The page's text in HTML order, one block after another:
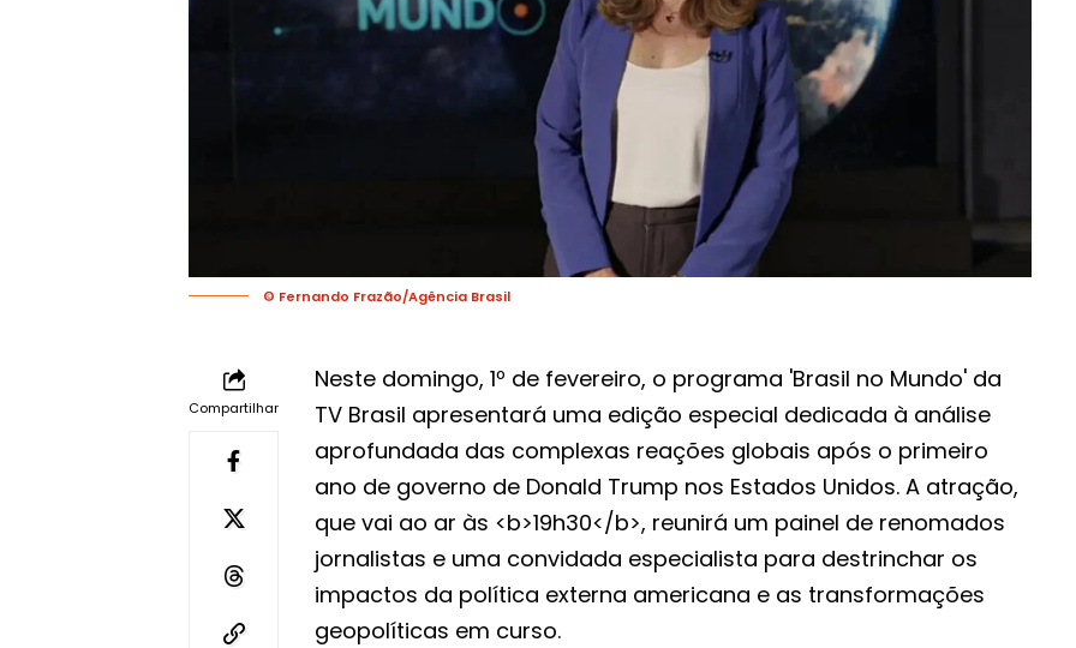
© Fernando Frazão/Agência Brasil
Compartilhar
Neste domingo, 1º de fevereiro, o programa 'Brasil no Mundo' da
TV Brasil apresentará uma edição especial dedicada à análise
aprofundada das complexas reações globais após o primeiro
ano de governo de Donald Trump nos Estados Unidos. A atração,
que vai ao ar às <b>19h30</b>, reunirá um painel de renomados
jornalistas e uma convidada especialista para destrinchar os
impactos da política externa americana e as transformações
geopolíticas em curso.